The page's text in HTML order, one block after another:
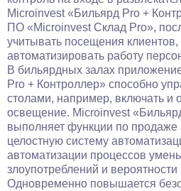
Microinvest «Бильярд Pro +
ПО «Microinvest Склад Pro»,
учитывать посещения клиентов,
автоматизировать работу
В бильярдных залах
Pro + Контроллер» способно
столами, например, включать и
освещение. Microinvest
выполняет функции по продаже
целостную систему
автоматизации процессов
злоупотреблений и
Одновременно повышается